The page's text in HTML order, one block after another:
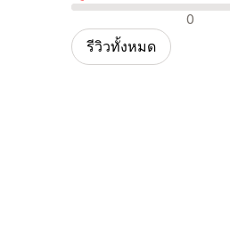
รีวิวเชิงลบ 0
รีวิวทั้งหมด